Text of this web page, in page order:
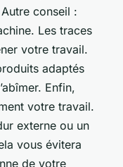
conseil :
Les traces
votre travail.
adaptés
Enfin,
votre travail.
externe ou un
vous évitera
de votre